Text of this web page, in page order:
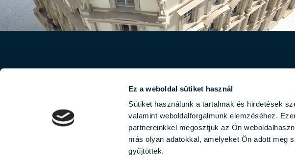
Ez a weboldal sütiket használ
Sütiket használunk a tartalmak és hirdetések
valamint weboldalforgalmunk elemzéséhez.
partnereinkkel megosztjuk az Ön
más olyan adatokkal, amelyeket Ön adott meg
gyűjtöttek.